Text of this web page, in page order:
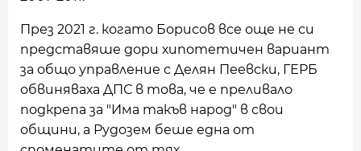
През 2021 г. когато Борисов все още не си
представяше дори хипотетичен вариант
за общо управление с Делян Пеевски, ГЕРБ
обвиняваха ДПС в това, че е преливало
подкрепа за "Има такъв народ" в свои
общини, а Рудозем беше една от